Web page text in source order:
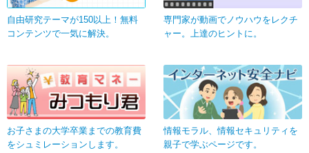
自由研究テーマが150以上！無料
コンテンツで一気に解決。
専門家が動画でノウハウをレクチ
ャー。上達のヒントに。
お子さまの大学卒業までの教育費
をシュミレーションします。
情報モラル、情報セキュリティを
親子で学ぶページです。